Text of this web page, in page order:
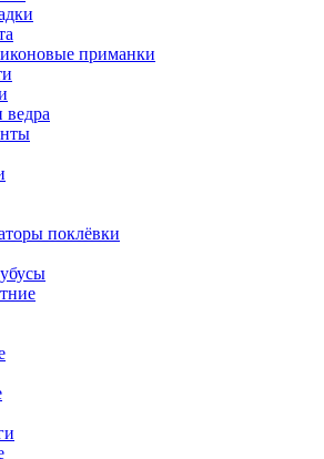
приманки
ведра
поклёвки